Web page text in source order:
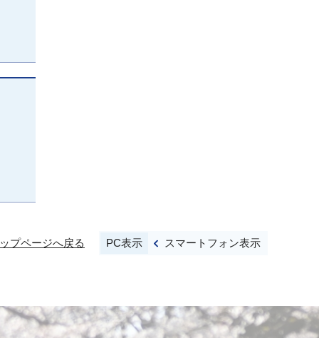
プページへ戻る PC表示 スマートフォン表示